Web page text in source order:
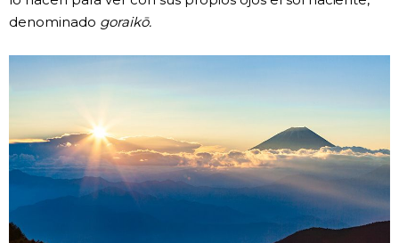
denominado goraikō.